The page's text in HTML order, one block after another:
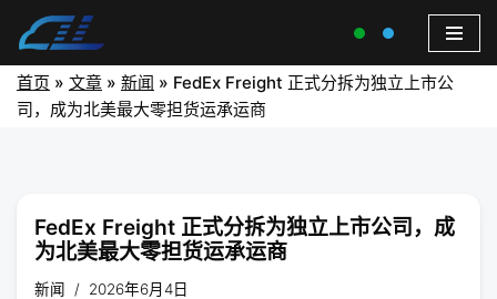
首页 » 文章 » 新闻 » FedEx Freight 正式分拆为独立上市公
司，成为北美最大零担货运承运商
FedEx Freight 正式分拆为独立上市公司，成
为北美最大零担货运承运商
新闻 2026年6月4日